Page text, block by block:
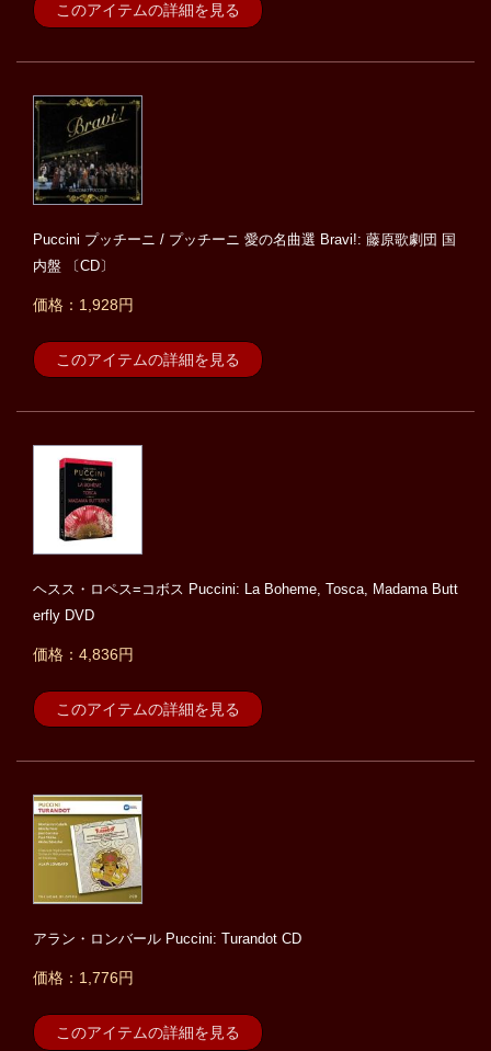
このアイテムの詳細を見る
Puccini プッチーニ / プッチーニ 愛の名曲選 Bravi!: 藤原歌劇団 国
内盤 〔CD〕
価格：1,928円
このアイテムの詳細を見る
ヘスス・ロペス=コボス Puccini: La Boheme, Tosca, Madama Butt
erfly DVD
価格：4,836円
このアイテムの詳細を見る
アラン・ロンバール Puccini: Turandot CD
価格：1,776円
このアイテムの詳細を見る